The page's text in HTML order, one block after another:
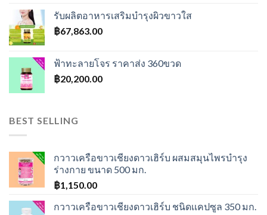
฿600.00.฿550.00.
รับผลิตอาหารเสริมบำรุงผิวขาวใส
฿67,863.00
ฟ้าทะลายโจร ราคาส่ง 360ขวด
฿20,200.00
BEST SELLING
กวาวเครือขาวเชียงดาวเฮิร์บ ผสมสมุนไพรบำรุง
ร่างกาย ขนาด 500 มก.
฿1,150.00
กวาวเครือขาวเชียงดาวเฮิร์บ ชนิดเเคปซูล 350 มก.